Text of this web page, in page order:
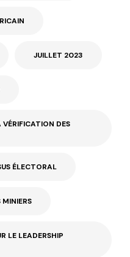
JUILLET 2023
VÉRIFICATION DES
ÉLECTORAL
MINIERS
LE LEADERSHIP